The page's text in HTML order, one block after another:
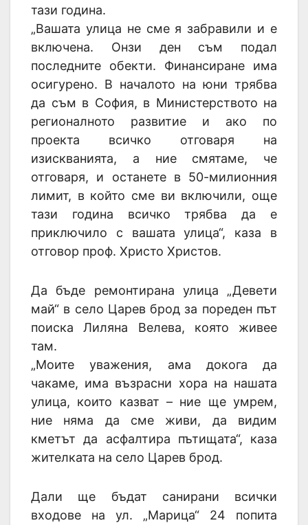
тази година.
„Вашата улица не сме я забравили и е
включена. Онзи ден съм подал
последните обекти. Финансиране има
осигурено. В началото на юни трябва
да съм в София, в Министерството на
регионалното развитие и ако по
проекта всичко отговаря на
изискванията, а ние смятаме, че
отговаря, и останете в 50-милионния
лимит, в който сме ви включили, още
тази година всичко трябва да е
приключило с вашата улица“, каза в
отговор проф. Христо Христов.
Да бъде ремонтирана улица „Девети
май“ в село Царев брод за пореден път
поиска Лиляна Велева, която живее
там.
„Моите уважения, ама докога да
чакаме, има възрасни хора на нашата
улица, които казват – ние ще умрем,
ние няма да сме живи, да видим
кметът да асфалтира пътищата“, каза
жителката на село Царев брод.
Дали ще бъдат санирани всички
входове на ул. „Марица“ 24 попита